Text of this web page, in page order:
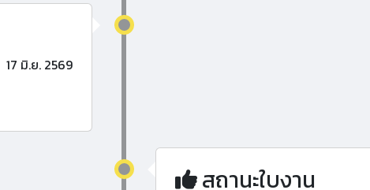
17 มิ.ย. 2569
สถานะใบงาน